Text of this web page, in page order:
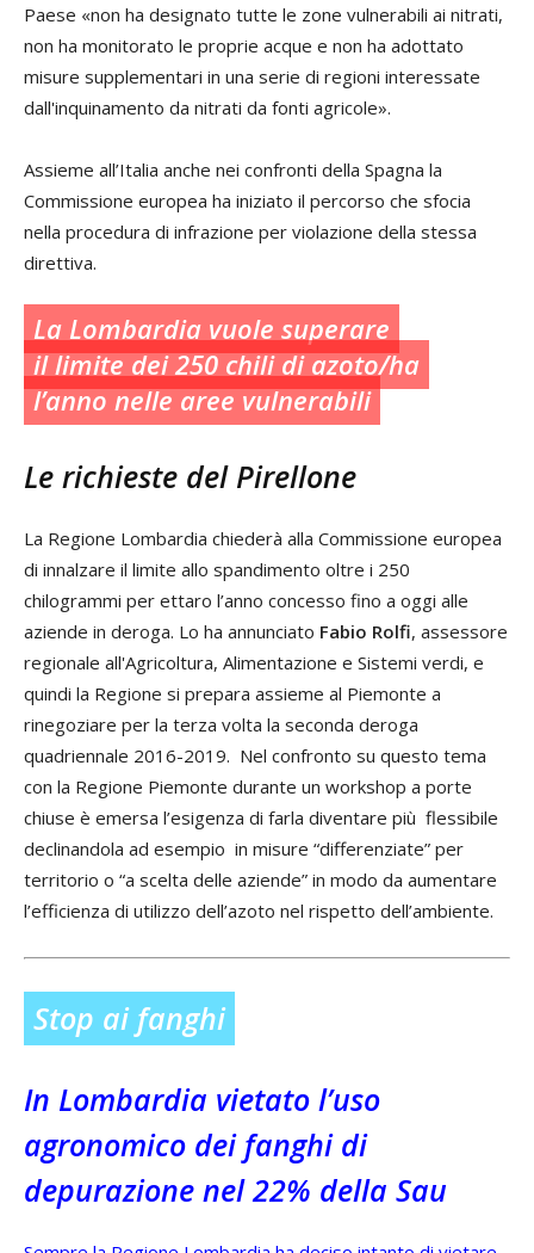
Paese «non ha designato tutte le zone vulnerabili ai nitrati,
non ha monitorato le proprie acque e non ha adottato
misure supplementari in una serie di regioni interessate
dall'inquinamento da nitrati da fonti agricole».
Assieme all’Italia anche nei confronti della Spagna la
Commissione europea ha iniziato il percorso che sfocia
nella procedura di infrazione per violazione della stessa
direttiva.
La Lombardia vuole superare
il limite dei 250 chili di azoto/ha
l’anno nelle aree vulnerabili
Le richieste del Pirellone
La Regione Lombardia chiederà alla Commissione europea
di innalzare il limite allo spandimento oltre i 250
chilogrammi per ettaro l’anno concesso fino a oggi alle
aziende in deroga. Lo ha annunciato Fabio Rolfi, assessore
regionale all'Agricoltura, Alimentazione e Sistemi verdi, e
quindi la Regione si prepara assieme al Piemonte a
rinegoziare per la terza volta la seconda deroga
quadriennale 2016-2019. Nel confronto su questo tema
con la Regione Piemonte durante un workshop a porte
chiuse è emersa l’esigenza di farla diventare più flessibile
declinandola ad esempio in misure “differenziate” per
territorio o “a scelta delle aziende” in modo da aumentare
l’efficienza di utilizzo dell’azoto nel rispetto dell’ambiente.
Stop ai fanghi
In Lombardia vietato l’uso
agronomico dei fanghi di
depurazione nel 22% della Sau